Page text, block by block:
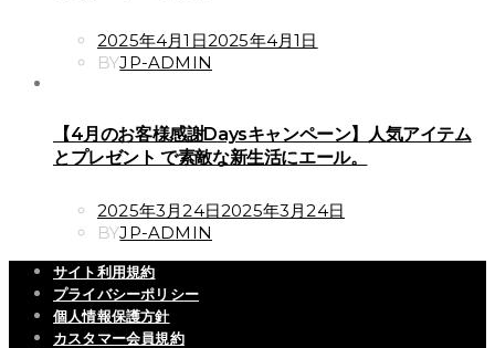
POSTED
ON
2025年4月1日2025年4月1日
BYJP-ADMIN
【4月のお客様感謝Daysキャンペーン】人気アイテム
とプレゼント で素敵な新生活にエール。
POSTED
ON
2025年3月24日2025年3月24日
BYJP-ADMIN
サイト利用規約
プライバシーポリシー
個人情報保護方針
カスタマー会員規約